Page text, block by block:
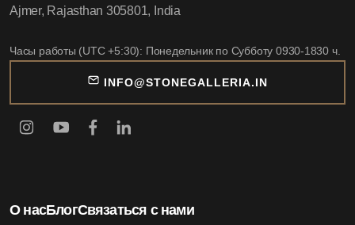
О насБлогСвязаться с нами
Ajmer, Rajasthan 305801, India
Часы работы (UTC +5:30): Понедельник по Субботу 0930-1830 ч.
INFO@STONEGALLERIA.IN